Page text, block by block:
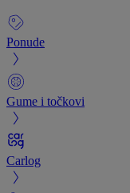
Ponude
Gume i točkovi
Carlog